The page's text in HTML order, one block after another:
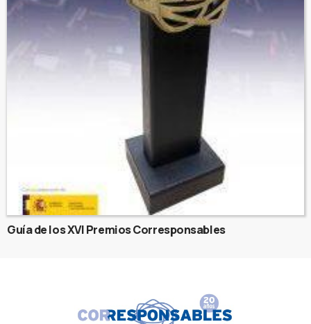
Guía de los XVI Premios Corresponsables